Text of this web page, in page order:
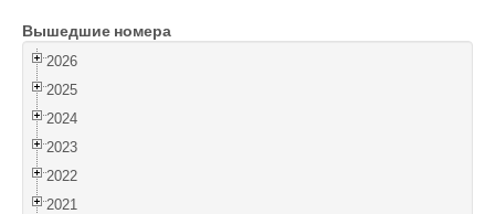
Войти
Вышедшие номера
2026
2025
2024
2023
2022
2021